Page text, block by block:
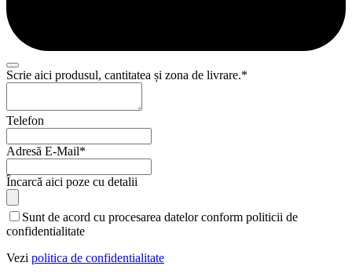
Scrie aici produsul, cantitatea și zona de livrare.*
Email
Telefon
Adresă E-Mail*
Încarcă aici poze cu detalii
Sunt de acord cu procesarea datelor conform politicii de
confidentialitate
Vezi politica de confidentialitate